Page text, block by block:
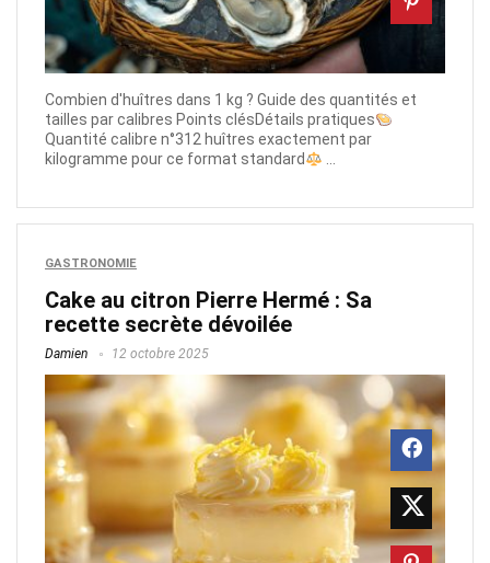
Combien d'huîtres dans 1 kg ? Guide des quantités et
tailles par calibres Points clésDétails pratiques
Quantité calibre n°312 huîtres exactement par
kilogramme pour ce format standard
...
GASTRONOMIE
Cake au citron Pierre Hermé : Sa
recette secrète dévoilée
Damien 12 octobre 2025